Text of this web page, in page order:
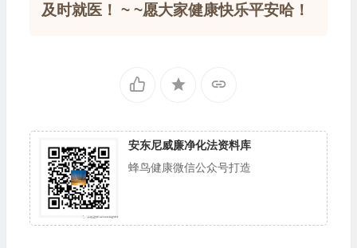
及时就医！ ~ ~愿大家健康快乐平安哈！
安东尼威廉净化法资料库
蜂鸟健康微信公众号打造